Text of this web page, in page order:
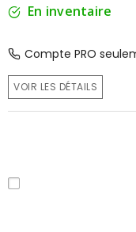
En inventaire
Compte PRO
VOIR LES DÉTAILS